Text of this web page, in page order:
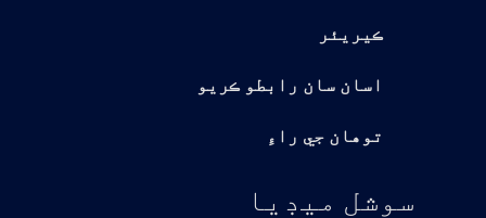
ڪيريئر
اسان سان رابطو ڪريو
توهان جي راءِ
سوشل ميڊيا